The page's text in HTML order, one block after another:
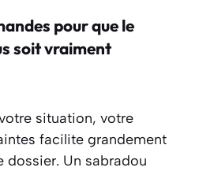
pour que le
soit vraiment
situation, votre
facilite grandement
dossier. Un sabradou